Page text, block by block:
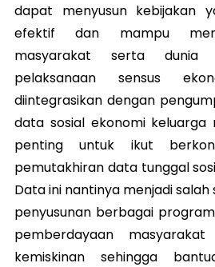
dapat menyusun kebijakan
efektif dan mampu
masyarakat serta dunia
pelaksanaan sensus
diintegrasikan dengan
data sosial ekonomi keluarga
penting untuk ikut
pemutakhiran data tunggal
Data ini nantinya menjadi
penyusunan berbagai
pemberdayaan
kemiskinan sehingga